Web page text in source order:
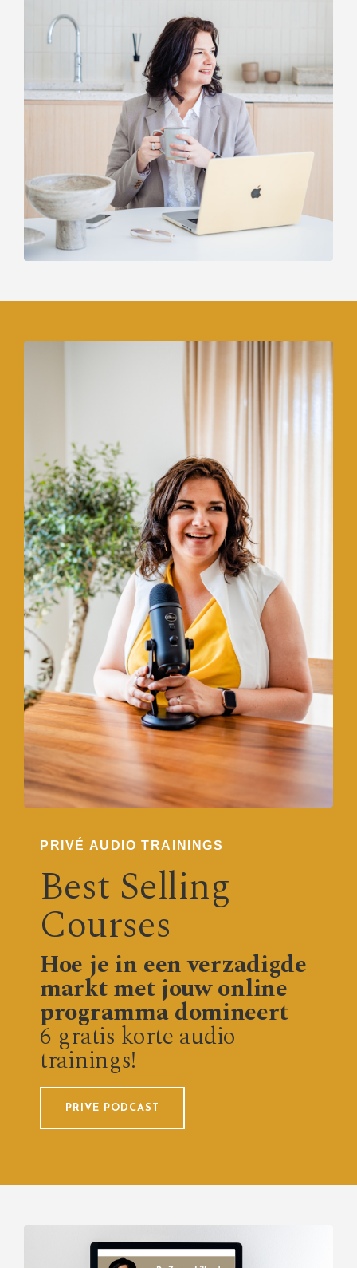
PRIVÉ AUDIO TRAININGS
Best Selling
Courses
Hoe je in een verzadigde
markt met jouw online
programma domineert
6 gratis korte audio
trainings!
PRIVE PODCAST